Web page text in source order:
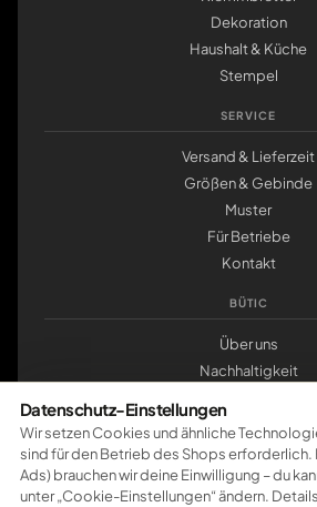
Dekoration
Haushalt & Küche
Stempel
SERVICE
Versand & Lieferzeit
Größen & Gebinde
Muster
Für Betriebe
Kontakt
BÜTIC
Über uns
Nachhaltigkeit
klemmbrett.de
Datenschutz-Einstellungen
Wir setzen Cookies und ähnliche
sind für den Betrieb des Shops erforderlich.
Ads) brauchen wir deine Einwilligung – du
unter „Cookie-Einstellungen“ ändern.